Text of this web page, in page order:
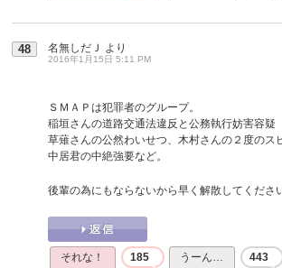
48 名無しだＪ より
2016年1月15日 5:11 PM
ＳＭＡＰは犯罪者のグループ。
稲垣さんの道路交通法違反と公務執行妨害容疑
草薙さんの公然わいせつ、木村さんの２度のス
中居君の中絶強要など。
後輩の為にもならないから早く解散してくださ
それな！ 185 うーん… 443